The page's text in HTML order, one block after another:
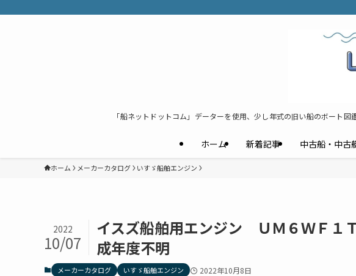
「船ネットドットコム」データーを使用、少し年式の旧い船のボート
ホーム 新着記事 中古船・中古
ホーム メーカーカタログ いすゞ船舶エンジン
イスズ船舶用エンジン ＵＭ６ＷＦ
成年度不明
2022
10/07
メーカーカタログ いすゞ船舶エンジン 2022年10月8日